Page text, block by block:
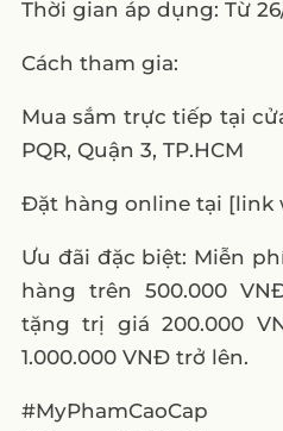
Thời gian áp dụng: Từ
Cách tham gia:
Mua sắm trực tiếp tại
PQR, Quận 3, TP.HCM
Đặt hàng online tại [link
Ưu đãi đặc biệt: Miễn
hàng trên 500.000
tặng trị giá 200.000
1.000.000 VNĐ trở lên.